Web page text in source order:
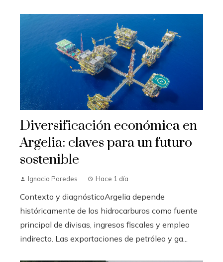
Diversificación económica en
Argelia: claves para un futuro
sostenible
Ignacio Paredes Hace 1 día
Contexto y diagnósticoArgelia depende
históricamente de los hidrocarburos como fuente
principal de divisas, ingresos fiscales y empleo
indirecto. Las exportaciones de petróleo y ga...